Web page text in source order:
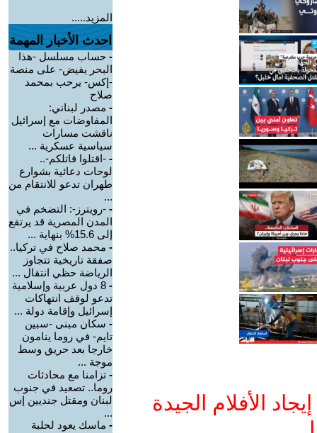
الأفلام الجيدة
المزيد.....
احدث الأخبار المهمة
- حساب مسلسل -هذا
البحر يفيض- على منصة
-إكس- يرحب بمحمد
صلاح
- مصدر لبناني:
المفاوضات مع إسرائيل
ناقشت مسارات
سياسية عسكرية ...
- -اقتلوا قاتلكم-..
لوحات دعائية بشوارع
طهران تدعو للانتقام من
...
- -رويترز-: التضخم في
المدن المصرية قد يرتفع
إلى 15.6% بنهاية ...
- محمد صلاح في تركيا..
صفقة تاريخية تتجاوز
الرياضة حظي انتقال ...
-
8 دول عربية وإسلامية
تدعو لوقف انتهاكات
إسرائيل وإقامة دولة ...
- سكان مبنى -سبين
تايم- في روما ينامون
خارجا بعد حريق وسط
موجة ...
- تزامنا مع محادثات
روما.. تصعيد في جنوب
لبنان ومقتل جنديين إس
...
- ماسك يعود لحلبة